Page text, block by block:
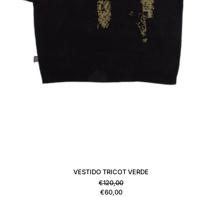
VESTIDO TRICOT VERDE
Precio habitual
€120,00
Precio de venta
€60,00